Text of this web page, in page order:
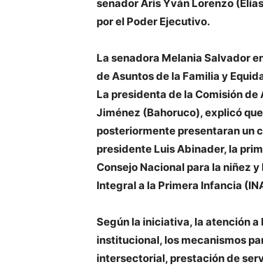
senador Aris Yván Lorenzo
por el Poder Ejecutivo.
La senadora Melania Salvador
de Asuntos de la Familia y
La presidenta de la Comisión
Jiménez (Bahoruco), explicó
posteriormente presentaran un
presidente Luis Abinader, la
Consejo Nacional para la niñez
Integral a la Primera Infancia
Según la iniciativa, la atención
institucional, los mecanismos
intersectorial, prestación de